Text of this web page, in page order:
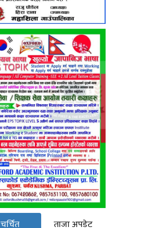
चर्चित ताजा अपडेट